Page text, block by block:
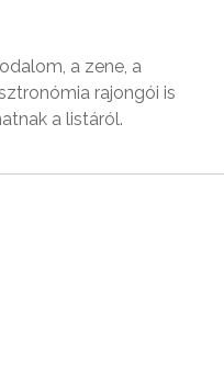
a zene, a
rajongói is
a listáról.